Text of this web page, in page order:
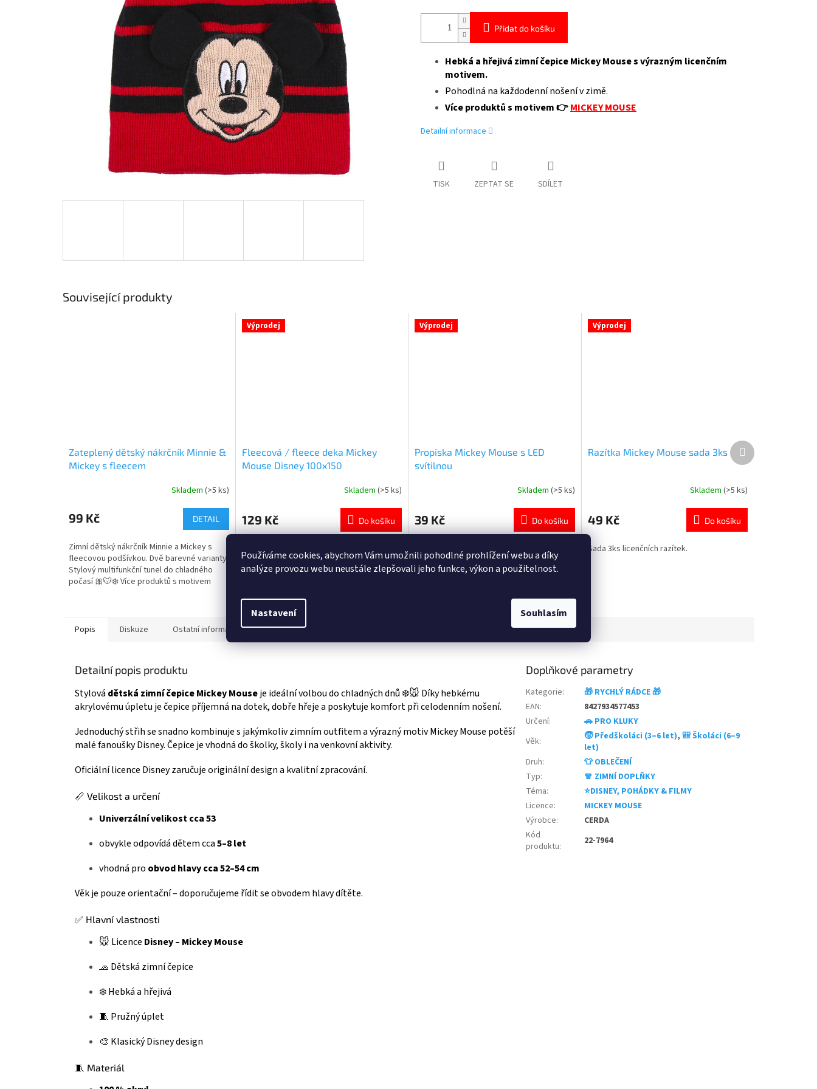
Používáme cookies, abychom Vám umožnili pohodlné prohlížení webu a díky
analýze provozu webu neustále zlepšovali jeho funkce, výkon a použitelnost.
Nastavení Souhlasím
Přidat do košíku
Hebká a hřejivá zimní čepiceMickey Mouses výrazným licenčním
motivem.
Pohodlná na každodenní nošení v zimě.
Více produktů s motivem 👉MICKEY MOUSE
Detailní informace
TISK ZEPTAT SE SDÍLET
Související produkty
Zateplený dětský nákrčník Minnie &
Mickey s fleecem
produktu
je
z
5
hvězdiček.
Skladem (>5 ks)
99 Kč DETAIL
Zimní dětský nákrčník Minnie a Mickey s
fleecovou podšívkou. Dvě barevné varianty.
Stylový multifunkční tunel do chladného
počasí 🎀🐭❄️ Více produktů s motivem
Výprodej
Fleecová / fleece deka Mickey
Mouse Disney 100x150
produktu
je
5,0
z
5
hvězdiček.
Skladem(>5 ks)
129 Kč Do košíku
Dětská hřejivá fleece deka, velmi příjemná
na dotek.
Výprodej
Propiska Mickey Mouse s LED
svítilnou
produktu
je
5,0
z
5
hvězdiček.
Skladem (>5 ks)
39 Kč Do košíku
Stylová propiska s LED svítilnou.
Výprodej
Razítka Mickey Mouse sada 3ks
produktu
je
5,0
z
Skladem(>5 ks)
49 Kč Do košíku
Sada 3ks licenčních razítek.
Další
produkt
Popis Diskuze Ostatní informace
Detailní popis produktu
Stylová dětská zimní čepice Mickey Mouseje ideální volbou do chladných dnů ❄️🐭 Díky hebkému
akrylovému úpletu je čepice příjemná na dotek, dobře hřeje a poskytuje komfort při celodenním nošení.
Jednoduchý střih se snadno kombinuje s jakýmkoliv zimním outfitem a výrazný motiv Mickey Mouse potěší
malé fanoušky Disney. Čepice je vhodná do školky, školy i na venkovní aktivity.
Oficiální licence Disney zaručuje originální design a kvalitní zpracování.
📏 Velikost a určení
Univerzální velikost cca 53
obvykle odpovídá dětem cca5–8 let
vhodná pro obvod hlavy cca 52–54 cm
Věk je pouze orientační – doporučujeme řídit se obvodem hlavy dítěte.
✅ Hlavní vlastnosti
🐭 Licence Disney – Mickey Mouse
🧢 Dětská zimní čepice
❄️ Hebká a hřejivá
🧵 Pružný úplet
🎨 Klasický Disney design
🧵 Materiál
Doplňkové parametry
Kategorie:
🎁 RYCHLÝ RÁDCE 🎁
EAN:
8427934577453
Určení:
🚗 PRO KLUKY
Věk: 🧒 Předškoláci (3–6 let),🎒 Školáci (6–9
let)
Druh:
👕 OBLEČENÍ
Typ:
🧣 ZIMNÍ DOPLŇKY
Téma:
⭐DISNEY, POHÁDKY & FILMY
Licence:
MICKEY MOUSE
Výrobce:
CERDA
Kód
produktu: 22-7964